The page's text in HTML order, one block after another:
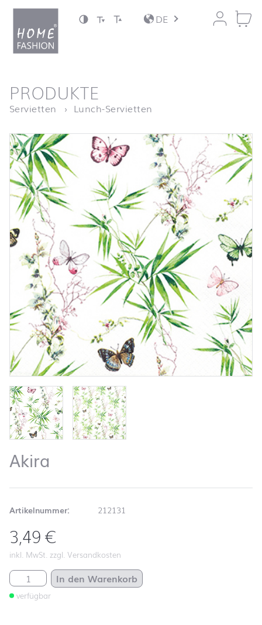
Zum Inhalt springen
DE
Startseite
PRODUKTE
Servietten Lunch-Servietten
Akira
Artikelnummer: 212131
3,49€
inkl. MwSt. zzgl. Versandkosten
Akira Menge
verfügbar
In den Warenkorb